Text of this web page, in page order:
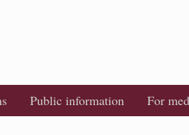
Public information For